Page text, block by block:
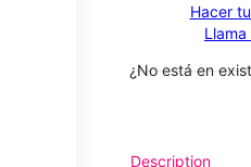
Hacer
¿No está en
Description